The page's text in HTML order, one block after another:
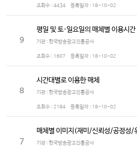
조회수 : 4434 등록일자 : 18-10-02
9
평일 및 토·일요일의 매체별 이용시간
기관 : 한국방송광고진흥공사
조회수 : 1607 등록일자 : 18-10-02
8
시간대별로 이용한 매체
기관 : 한국방송광고진흥공사
조회수 : 2184 등록일자 : 18-10-02
7
매체별 이미지(재미/신뢰성/공정성/
기관 : 한국방송광고진흥공사